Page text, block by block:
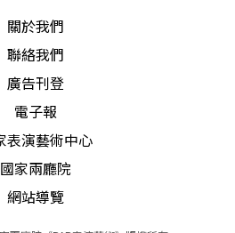
關於我們
聯絡我們
廣告刊登
電子報
表演藝術中心
國家兩廳院
網站導覽